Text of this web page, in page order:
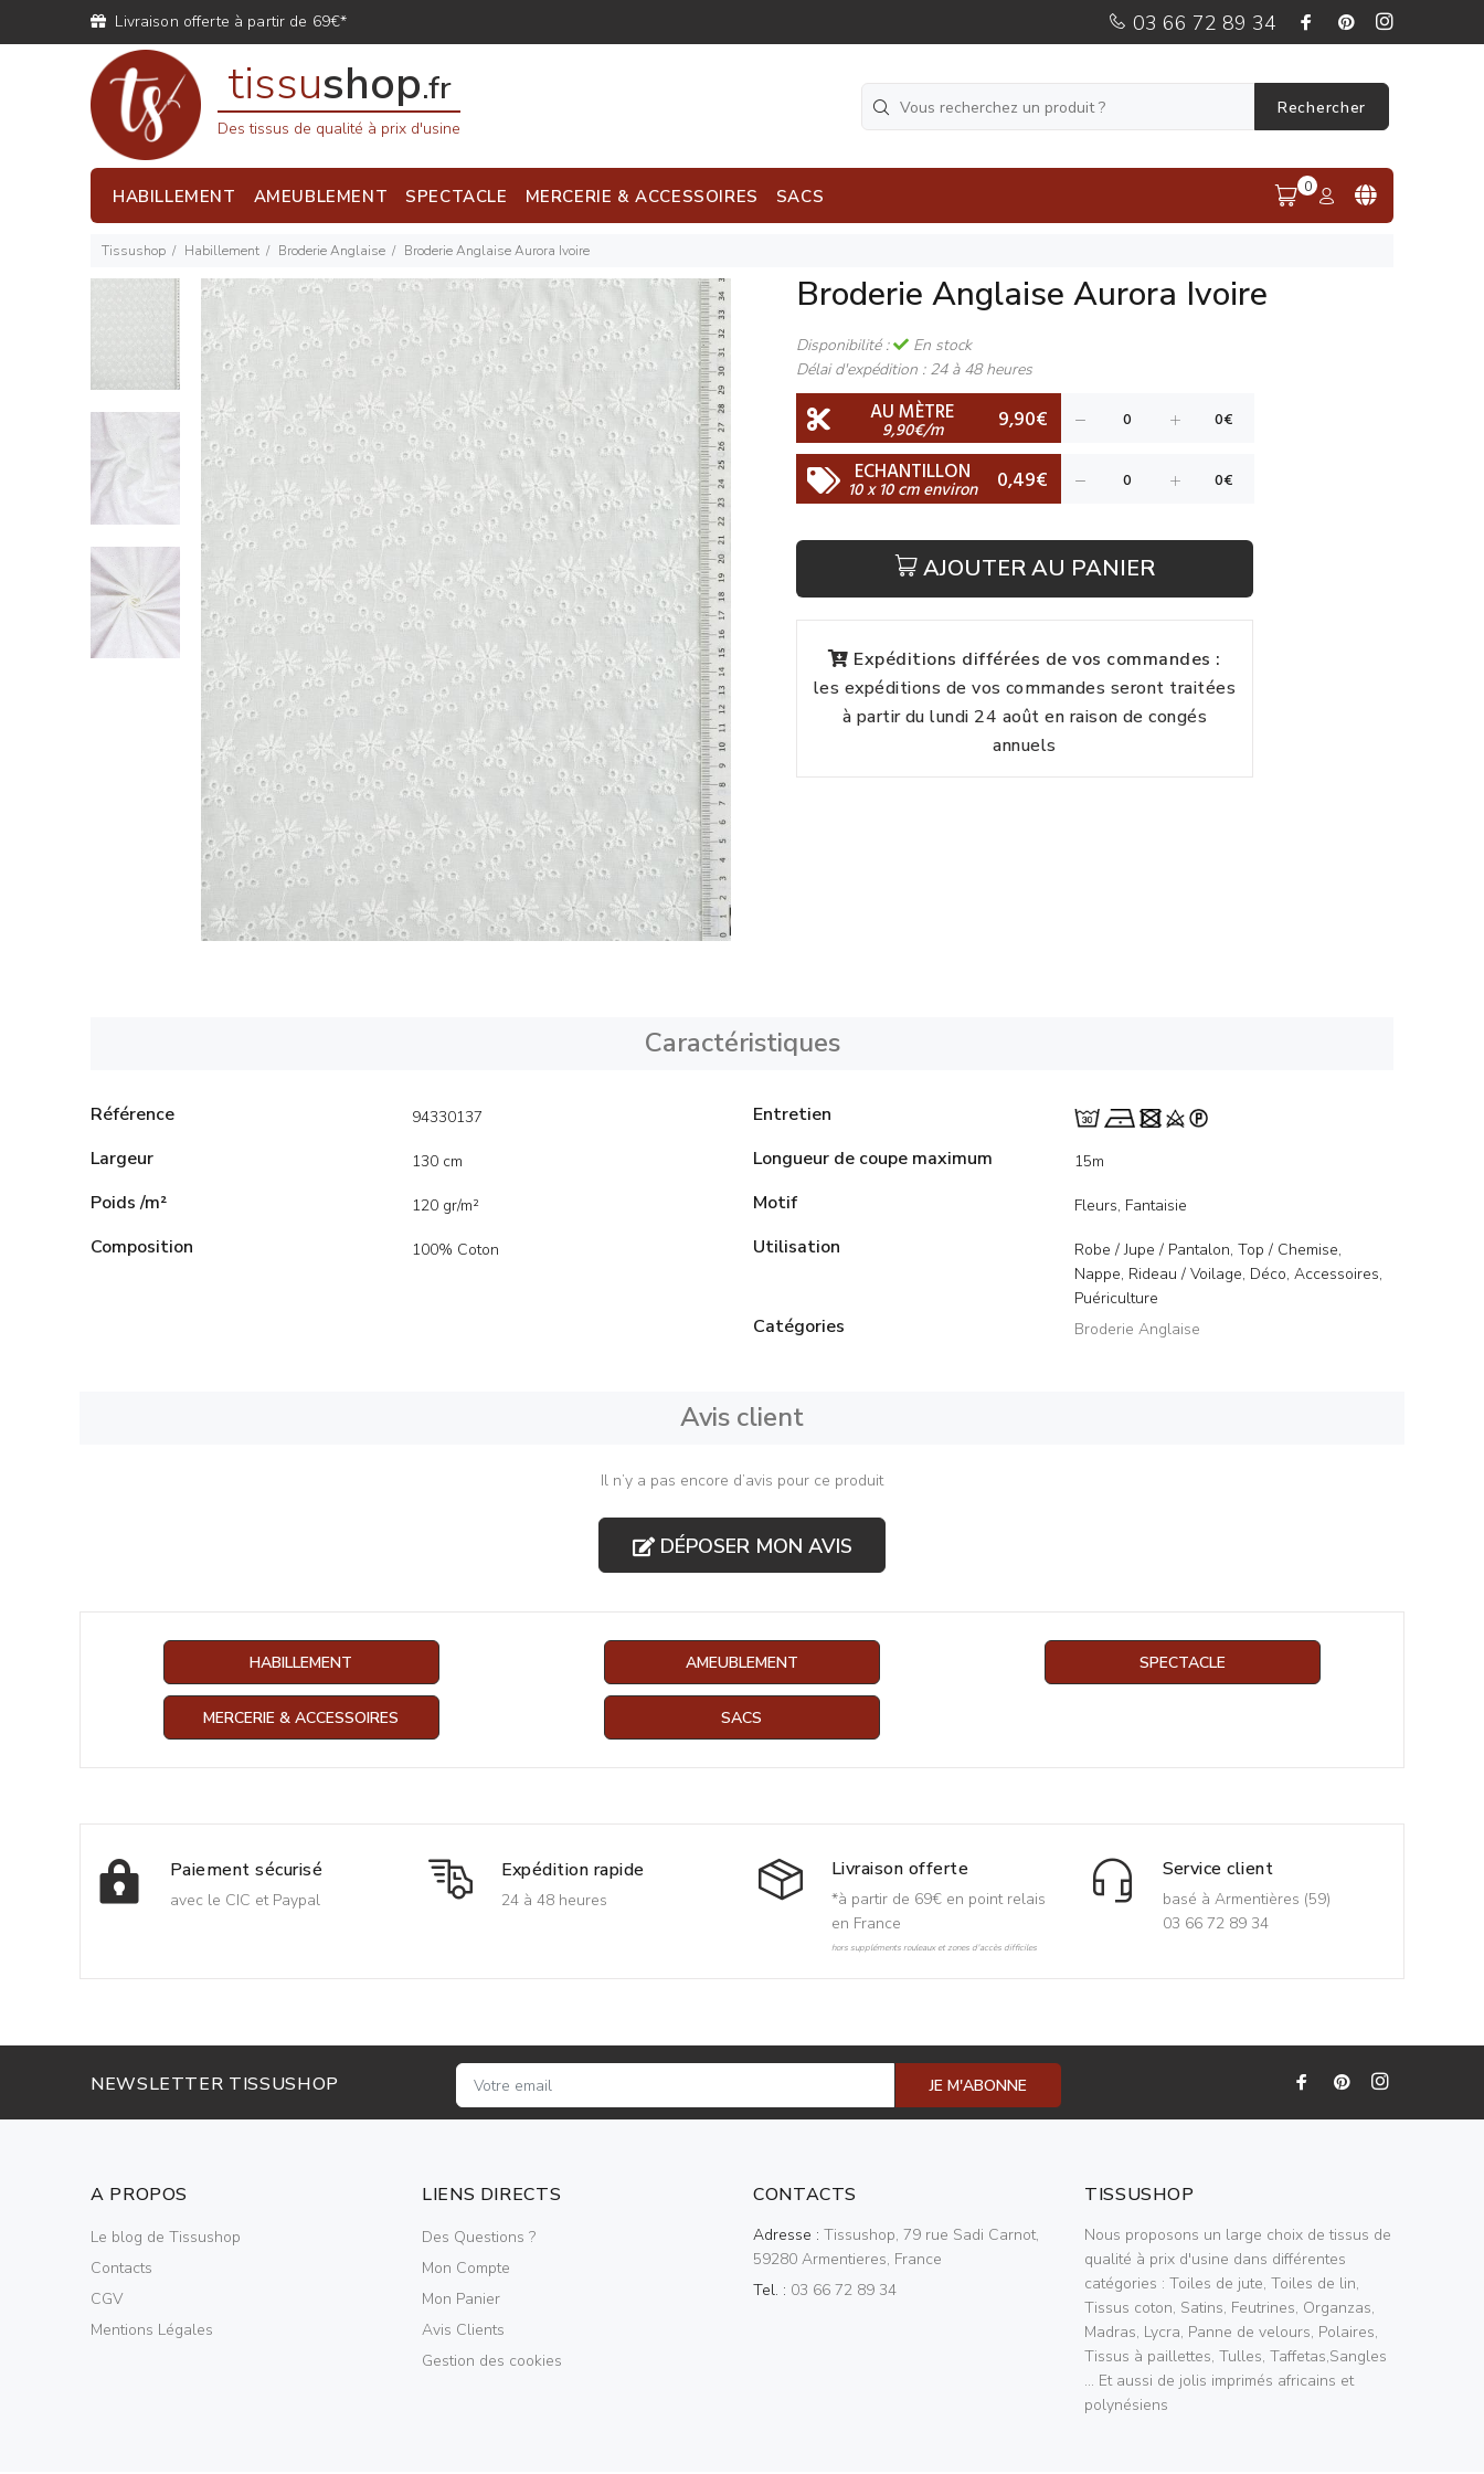
Livraison offerte à partir de 69€* 03 66 72 89 34
tissushop.fr
Des tissus de qualité à prix d'usine
Rechercher
HABILLEMENT AMEUBLEMENT SPECTACLE MERCERIE & ACCESSOIRES SACS 0
Tissushop Habillement Broderie Anglaise Broderie Anglaise Aurora Ivoire
Broderie Anglaise Aurora Ivoire
Disponibilité :
En stock
Délai d'expédition : 24 à 48 heures
AU MÈTRE
9,90€/m 9,90€
ECHANTILLON
10 x 10 cm environ 0,49€
AJOUTER AU PANIER
Expéditions différées de vos commandes :
les expéditions de vos commandes seront traitées
à partir du lundi 24 août en raison de congés
annuels
Caractéristiques
Référence 94330137
Largeur 130 cm
Poids /m² 120 gr/m²
Composition 100% Coton
Entretien
Longueur de coupe maximum
15m
Motif Fleurs, Fantaisie
Utilisation
Robe / Jupe / Pantalon, Top / Chemise,
Nappe, Rideau / Voilage, Déco, Accessoires,
Puériculture
Catégories Broderie Anglaise
Avis client
Il n’y a pas encore d’avis pour ce produit
DÉPOSER MON AVIS
HABILLEMENT AMEUBLEMENT SPECTACLE
MERCERIE & ACCESSOIRES SACS
Paiement sécurisé
avec le CIC et Paypal
Expédition rapide
24 à 48 heures
Livraison offerte
*à partir de 69€ en point relais
en France
hors suppléments rouleaux et zones d'accès difficiles
Service client
basé à Armentières (59)
03 66 72 89 34
NEWSLETTER TISSUSHOP JE M'ABONNE
A PROPOS
Le blog de Tissushop
Contacts
CGV
Mentions Légales
LIENS DIRECTS
Des Questions ?
Mon Compte
Mon Panier
Avis Clients
Gestion des cookies
CONTACTS
Adresse : Tissushop, 79 rue Sadi Carnot,
59280 Armentieres, France
Tel. : 03 66 72 89 34
TISSUSHOP
Nous proposons un large choix de tissus de
qualité à prix d'usine dans différentes
catégories : Toiles de jute, Toiles de lin,
Tissus coton, Satins, Feutrines, Organzas,
Madras, Lycra, Panne de velours, Polaires,
Tissus à paillettes, Tulles, Taffetas,Sangles
... Et aussi de jolis imprimés africains et
polynésiens